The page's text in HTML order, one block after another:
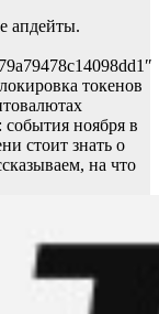
апдейты.
токенов
ноября в
стоит знать о
на что